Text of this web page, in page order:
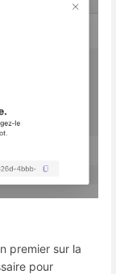
premier sur la
pour